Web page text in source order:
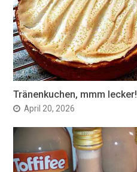
Tränenkuchen, mmm lecker!
April 20, 2026